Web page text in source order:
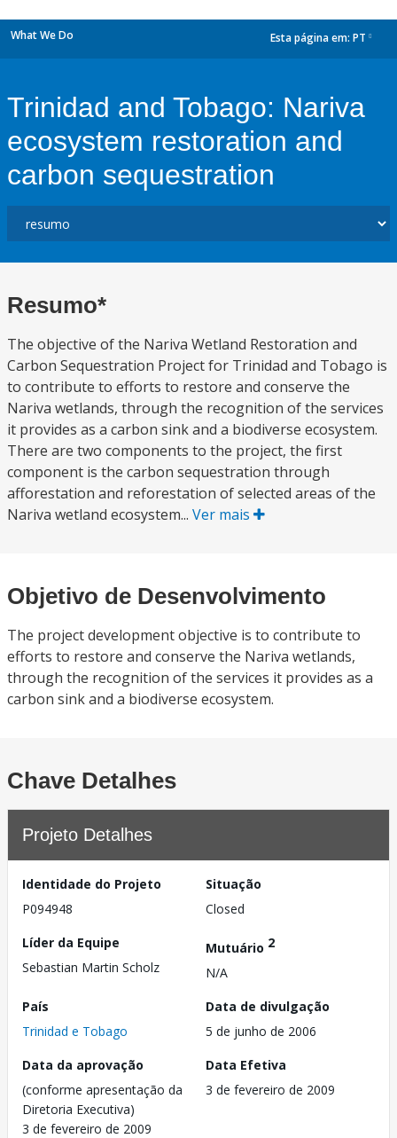
What We Do Esta página em: PT
Trinidad and Tobago: Nariva
ecosystem restoration and
carbon sequestration
Resumo*
The objective of the Nariva Wetland Restoration and
Carbon Sequestration Project for Trinidad and Tobago is
to contribute to efforts to restore and conserve the
Nariva wetlands, through the recognition of the services
it provides as a carbon sink and a biodiverse ecosystem.
There are two components to the project, the first
component is the carbon sequestration through
afforestation and reforestation of selected areas of the
Nariva wetland ecosystem... Ver mais
Objetivo de Desenvolvimento
The project development objective is to contribute to
efforts to restore and conserve the Nariva wetlands,
through the recognition of the services it provides as a
carbon sink and a biodiverse ecosystem.
Chave Detalhes
Projeto Detalhes
Identidade do Projeto
P094948
Situação
Closed
Líder da Equipe
Sebastian Martin Scholz
Mutuário 2
N/A
País
Trinidad e Tobago
Data de divulgação
5 de junho de 2006
Data da aprovação
(conforme apresentação da
Diretoria Executiva)
3 de fevereiro de 2009
Data Efetiva
3 de fevereiro de 2009